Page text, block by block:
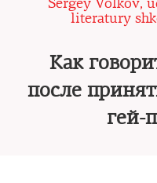
literatury
Как
после
гей-